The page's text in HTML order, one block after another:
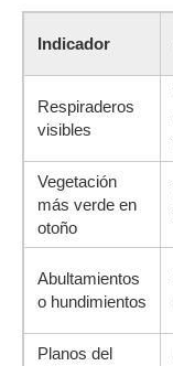
Indicador
Respiraderos
visibles
Vegetación
más verde en
otoño
Abultamientos
o hundimientos
Planos del